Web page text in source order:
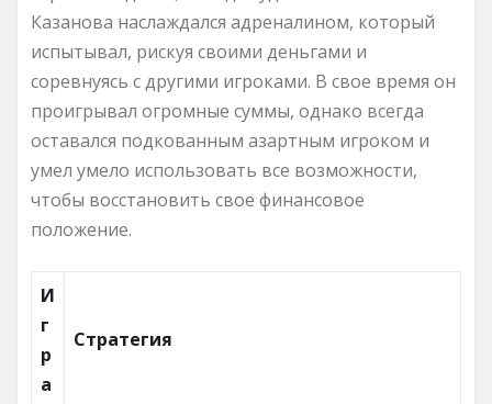
Казанова наслаждался адреналином, который
испытывал, рискуя своими деньгами и
соревнуясь с другими игроками. В свое время он
проигрывал огромные суммы, однако всегда
оставался подкованным азартным игроком и
умел умело использовать все возможности,
чтобы восстановить свое финансовое
положение.
И
г
р
а
Стратегия